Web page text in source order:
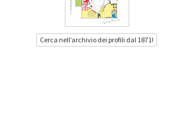
Cerca nell’archivio dei profili dal 1871!